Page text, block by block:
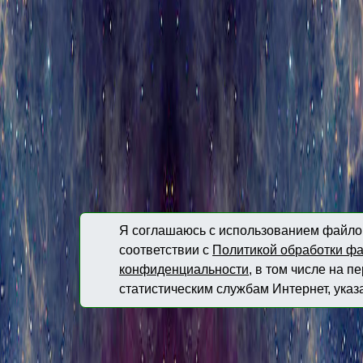
Я соглашаюсь с использованием
соответствии с Политикой обработки
конфиденциальности, в том числе на
статистическим службам Интернет,